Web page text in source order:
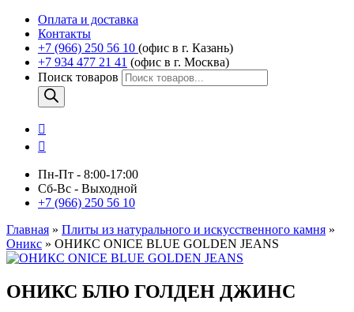
Оплата и доставка
Контакты
+7 (966) 250 56 10 (офис в г. Казань)
+7 934 477 21 41 (офис в г. Москва)
Поиск товаров
Пн-Пт - 8:00-17:00
Сб-Вс - Выходной
+7 (966) 250 56 10
Главная » Плиты из натурального и искусственного камня »
Оникс » ОНИКС ONICE BLUE GOLDEN JEANS
ОНИКС БЛЮ ГОЛДЕН ДЖИНС